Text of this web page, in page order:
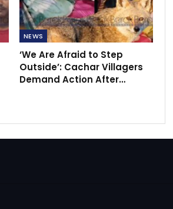
NEWS
‘We Are Afraid to Step
Outside’: Cachar Villagers
Demand Action After…